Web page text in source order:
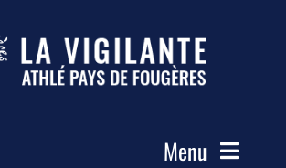
Menu